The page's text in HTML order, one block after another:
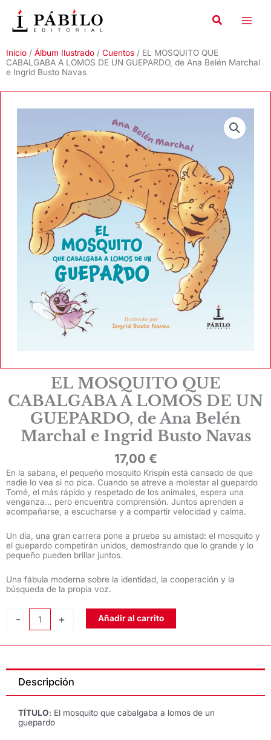
contenido
Inicio / Álbum Ilustrado / Cuentos / EL MOSQUITO QUE
CABALGABA A LOMOS DE UN GUEPARDO, de Ana Belén Marchal
e Ingrid Busto Navas
EL MOSQUITO QUE
CABALGABA A LOMOS DE UN
GUEPARDO, de Ana Belén
Marchal e Ingrid Busto Navas
17,00 €
En la sabana, el pequeño mosquito Krispín está cansado de que
nadie lo vea si no pica. Cuando se atreve a molestar al guepardo
Tomé, el más rápido y respetado de los animales, espera una
venganza… pero encuentra comprensión. Juntos aprenden a
acompañarse, a escucharse y a compartir velocidad y calma.
Un día, una gran carrera pone a prueba su amistad: el mosquito y
el guepardo competirán unidos, demostrando que lo grande y lo
pequeño pueden brillar juntos.
Una fábula moderna sobre la identidad, la cooperación y la
búsqueda de la propia voz.
-
MOSQUITO
A
LOMOS
DE
GUEPARDO,
+ Añadir al carrito
Descripción
TÍTULO: El mosquito que cabalgaba a lomos de un
guepardo